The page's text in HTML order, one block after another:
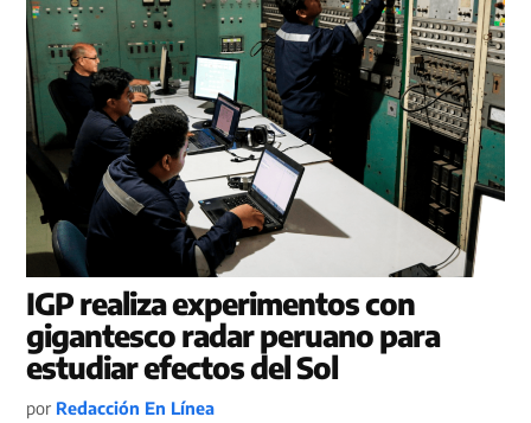
IGP realiza experimentos con
gigantesco radar peruano para
estudiar efectos del Sol
por Redacción En Línea